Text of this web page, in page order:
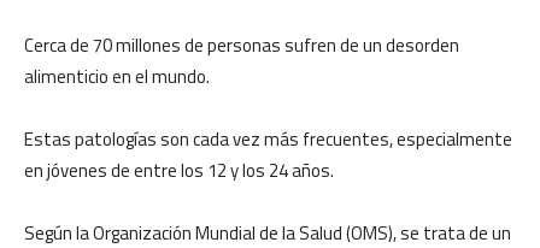
Cerca de 70 millones de personas sufren de un desorden
alimenticio en el mundo.
Estas patologías son cada vez más frecuentes, especialmente
en jóvenes de entre los 12 y los 24 años.
Según la Organización Mundial de la Salud (OMS), se trata de un